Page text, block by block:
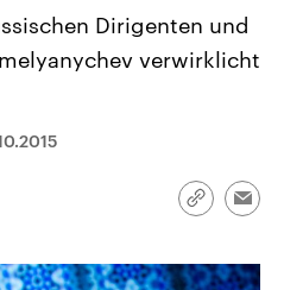
Dirigenten und
verwirklicht
Link